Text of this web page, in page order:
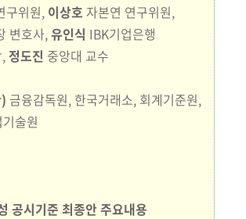
구위원, 이상호 자본연 연구위원,
변호사,유인식 IBK기업은행
정도진 중앙대 교수
금융감독원, 한국거래소, 회계기준원,
술원
공시기준 최종안 주요내용